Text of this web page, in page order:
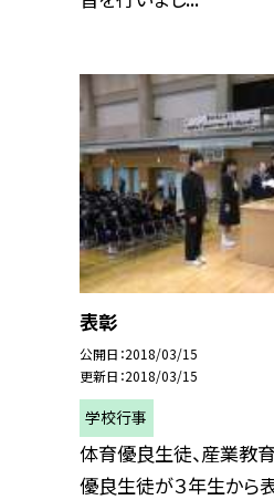
表彰
公開日 2018/03/15
更新日 2018/03/15
学校行事
体育優良生徒、産業教
優良生徒が３年生から